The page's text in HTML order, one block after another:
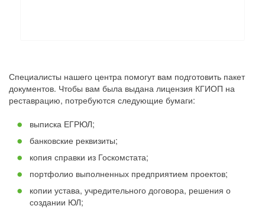
Специалисты нашего центра помогут вам подготовить пакет
документов. Чтобы вам была выдана лицензия КГИОП на
реставрацию, потребуются следующие бумаги:
выписка ЕГРЮЛ;
банковские реквизиты;
копия справки из Госкомстата;
портфолио выполненных предприятием проектов;
копии устава, учредительного договора, решения о
создании ЮЛ;